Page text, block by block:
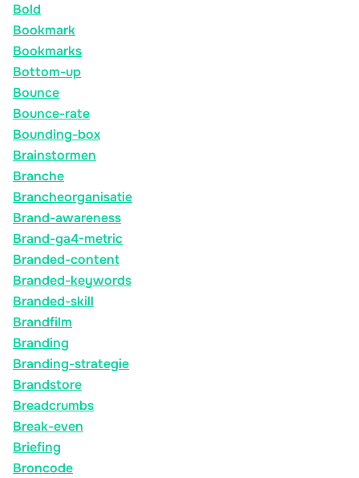
Bold
Bookmark
Bookmarks
Bottom-up
Bounce
Bounce-rate
Bounding-box
Brainstormen
Branche
Brancheorganisatie
Brand-awareness
Brand-ga4-metric
Branded-content
Branded-keywords
Branded-skill
Brandfilm
Branding
Branding-strategie
Brandstore
Breadcrumbs
Break-even
Briefing
Broncode